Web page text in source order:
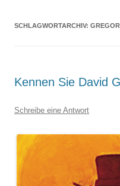
SCHLAGWORTARCHIV:
Kennen Sie David
Schreibe eine Antwort